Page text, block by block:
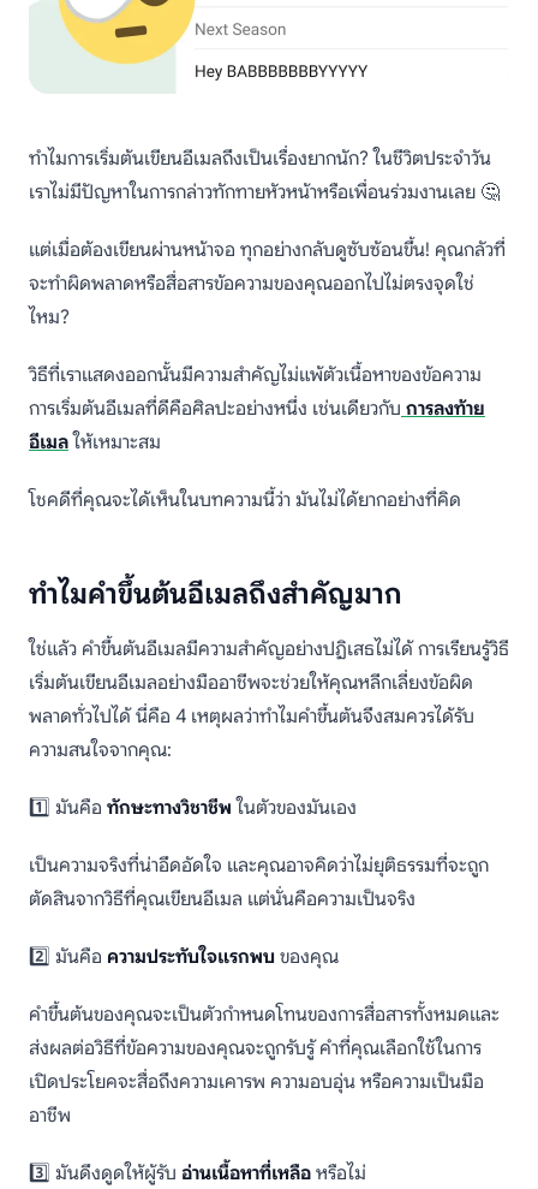
ทำไมการเริ่มต้นเขียนอีเมลถึงเป็นเรื่องยากนัก? ในชีวิตประจำวัน
เราไม่มีปัญหาในการกล่าวทักทายหัวหน้าหรือเพื่อนร่วมงานเลย 🤔
แต่เมื่อต้องเขียนผ่านหน้าจอ ทุกอย่างกลับดูซับซ้อนขึ้น! คุณกลัวที่
จะทำผิดพลาดหรือสื่อสารข้อความของคุณออกไปไม่ตรงจุดใช่
ไหม?
วิธีที่เราแสดงออกนั้นมีความสำคัญไม่แพ้ตัวเนื้อหาของข้อความ
การเริ่มต้นอีเมลที่ดีคือศิลปะอย่างหนึ่ง เช่นเดียวกับ การลงท้าย
อีเมลให้เหมาะสม
โชคดีที่คุณจะได้เห็นในบทความนี้ว่า มันไม่ได้ยากอย่างที่คิด
ทำไมคำขึ้นต้นอีเมลถึงสำคัญมาก
ใช่แล้ว คำขึ้นต้นอีเมลมีความสำคัญอย่างปฏิเสธไม่ได้ การเรียนรู้วิธี
เริ่มต้นเขียนอีเมลอย่างมืออาชีพจะช่วยให้คุณหลีกเลี่ยงข้อผิด
พลาดทั่วไปได้ นี่คือ 4 เหตุผลว่าทำไมคำขึ้นต้นจึงสมควรได้รับ
ความสนใจจากคุณ:
1️⃣ มันคือ ทักษะทางวิชาชีพ ในตัวของมันเอง
เป็นความจริงที่น่าอึดอัดใจ และคุณอาจคิดว่าไม่ยุติธรรมที่จะถูก
ตัดสินจากวิธีที่คุณเขียนอีเมล แต่นั่นคือความเป็นจริง
2️⃣ มันคือ ความประทับใจแรกพบ ของคุณ
คำขึ้นต้นของคุณจะเป็นตัวกำหนดโทนของการสื่อสารทั้งหมดและ
ส่งผลต่อวิธีที่ข้อความของคุณจะถูกรับรู้ คำที่คุณเลือกใช้ในการ
เปิดประโยคจะสื่อถึงความเคารพ ความอบอุ่น หรือความเป็นมือ
อาชีพ
3️⃣ มันดึงดูดให้ผู้รับ อ่านเนื้อหาที่เหลือ หรือไม่